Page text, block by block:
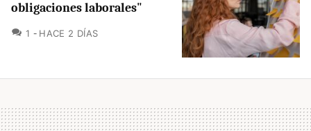
obligaciones laborales"
1 COMENTARIOS
HACE 2 DÍAS